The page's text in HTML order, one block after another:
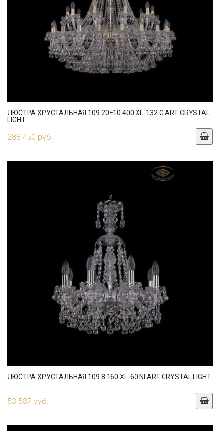
ЛЮСТРА ХРУСТАЛЬНАЯ 109.20+10.400.XL-132.G ART CRYSTAL
LIGHT
288 450 руб.
ЛЮСТРА ХРУСТАЛЬНАЯ 109.8.160.XL-60.NI ART CRYSTAL LIGHT
53 587 руб.